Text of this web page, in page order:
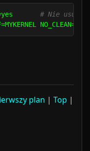
# Nie usuwa
plan | Top |